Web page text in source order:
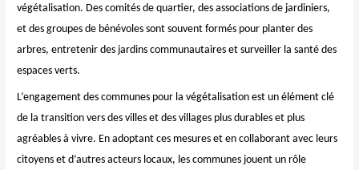
végétalisation. Des comités de quartier, des associations de jardiniers,
et des groupes de bénévoles sont souvent formés pour planter des
arbres, entretenir des jardins communautaires et surveiller la santé des
espaces verts.
L’engagement des communes pour la végétalisation est un élément clé
de la transition vers des villes et des villages plus durables et plus
agréables à vivre. En adoptant ces mesures et en collaborant avec leurs
citoyens et d’autres acteurs locaux, les communes jouent un rôle